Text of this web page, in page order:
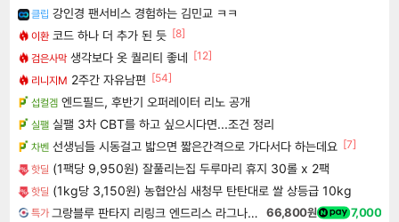
클립 강인경 팬서비스 경험하는 김민교 ㅋㅋ
이환 코드 하나 더 추가 된 듯 [8]
검은사막 생각보다 옷 퀄리티 좋네 [12]
리니지M 2주간 자유남편 [54]
섭컬겜 엔드필드, 후반기 오퍼레이터 리노 공개
실팰 실팰 3차 CBT를 하고 싶으시다면...조건 정리
차벤 선생님들 시동걸고 밟으면 짧은간격으로 가다서다 하는데요 [7]
핫딜 (1팩당 9,950원) 잘풀리는집 두루마리 휴지 30롤 x 2팩
핫딜 (1kg당 3,150원) 농협안심 새청무 탄탄대로 쌀 상등급 10kg
특가 그랑블루 판타지 리링크 엔드리스 라그나로크 Granblue Fantasy Relink Endless Ragnarok 66,800원 7,000